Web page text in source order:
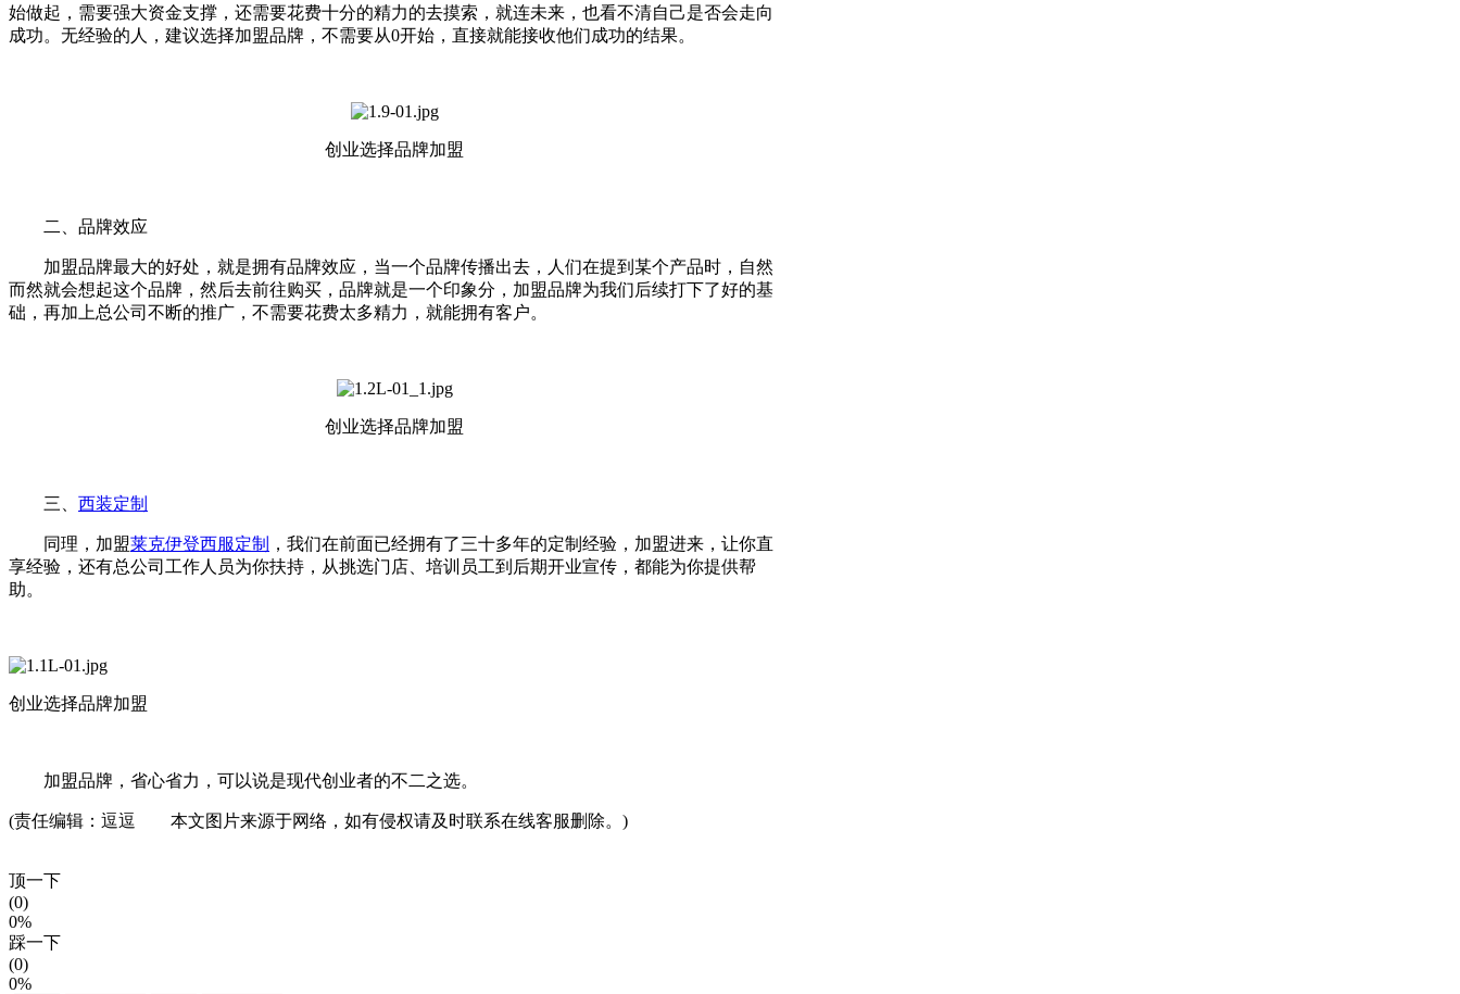
始做起，需要强大资金支撑，还需要花费十分的精力的去摸索，就连未来，也看不清自己是否会走向
成功。无经验的人，建议选择加盟品牌，不需要从0开始，直接就能接收他们成功的结果。
创业选择品牌加盟
二、品牌效应
加盟品牌最大的好处，就是拥有品牌效应，当一个品牌传播出去，人们在提到某个产品时，自然
而然就会想起这个品牌，然后去前往购买，品牌就是一个印象分，加盟品牌为我们后续打下了好的基
础，再加上总公司不断的推广，不需要花费太多精力，就能拥有客户。
创业选择品牌加盟
三、 西装定制
同理，加盟莱克伊登西服定制
，我们在前面已经拥有了三十多年的定制经验，加盟进来，让你直
享经验，还有总公司工作人员为你扶持，从挑选门店、培训员工到后期开业宣传，都能为你提供帮
助。
创业选择品牌加盟
加盟品牌，省心省力，可以说是现代创业者的不二之选。
(责任编辑：逗逗 本文图片来源于网络，如有侵权请及时联系在线客服删除。)
顶一下
(0)
0%
踩一下
(0)
0%